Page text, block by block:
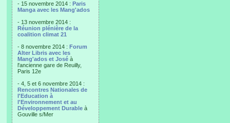
- 15 novembre 2014 : Paris
Manga avec les Mang'ados
- 13 novembre 2014 :
Réunion plénière de la
coalition climat 21
- 8 novembre 2014 : Forum
Alter Libris avec les
Mang'ados et José à
l'ancienne gare de Reuilly,
Paris 12e
- 4, 5 et 6 novembre 2014 :
Rencontres Nationales de
l'Education à
l'Environnement et au
Développement Durable à
Gouville s/Mer